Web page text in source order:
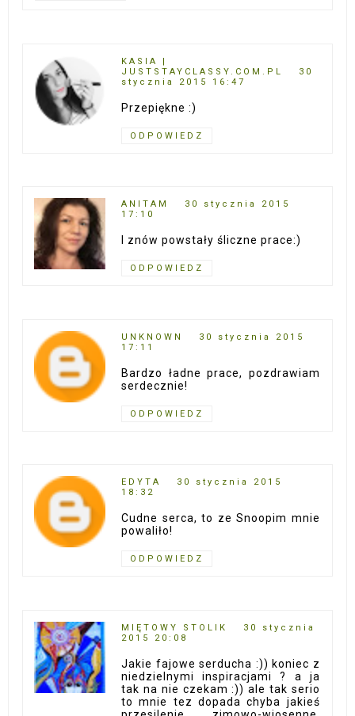
KASIA |
JUSTSTAYCLASSY.COM.PL
30
stycznia 2015 16:47
Przepiękne :)
ODPOWIEDZ
ANITAM
30 stycznia 2015
17:10
I znów powstały śliczne prace:)
ODPOWIEDZ
UNKNOWN
30 stycznia 2015
17:11
Bardzo ładne prace, pozdrawiam
serdecznie!
ODPOWIEDZ
EDYTA
30 stycznia 2015
18:32
Cudne serca, to ze Snoopim mnie
powaliło!
ODPOWIEDZ
MIĘTOWY STOLIK
30 stycznia
2015 20:08
Jakie fajowe serducha :)) koniec z
niedzielnymi inspiracjami ? a ja
tak na nie czekam :)) ale tak serio
to mnie tez dopada chyba jakieś